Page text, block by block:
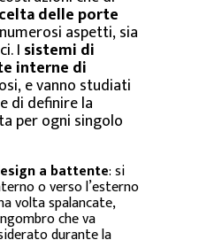
delle porte
aspetti, sia
I sistemi di
interne di
e vanno studiati
di definire la
per ogni singolo
a battente: si
o verso l’esterno
volta spalancate,
che va
durante la